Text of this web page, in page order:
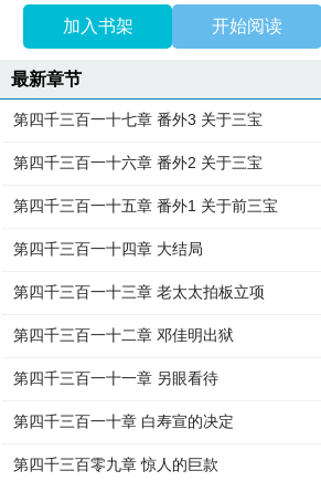
加入书架 开始阅读
最新章节
第四千三百一十七章 番外3 关于三宝
第四千三百一十六章 番外2 关于三宝
第四千三百一十五章 番外1 关于前三宝
第四千三百一十四章 大结局
第四千三百一十三章 老太太拍板立项
第四千三百一十二章 邓佳明出狱
第四千三百一十一章 另眼看待
第四千三百一十章 白寿宣的决定
第四千三百零九章 惊人的巨款